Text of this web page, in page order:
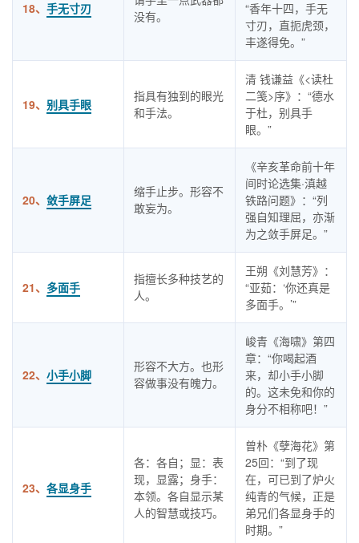
18、 手无寸刃
没有。
“香年十四，手无
寸刃，直扼虎颈，
丰遂得免。”
19、 别具手眼
指具有独到的眼光
和手法。
清 钱谦益《<读杜
二笺>序》：“德水
于杜，别具手
眼。”
20、 敛手屏足
缩手止步。形容不
敢妄为。
《辛亥革命前十年
间时论选集·滇越
铁路问题》：“列
强自知理屈，亦渐
为之敛手屏足。”
21、 多面手
指擅长多种技艺的
人。
王朔《刘慧芳》：
“亚茹：‘你还真是
多面手。’”
22、 小手小脚
形容不大方。也形
容做事没有魄力。
峻青《海啸》第四
章：“你喝起酒
来，却小手小脚
的。这未免和你的
身分不相称吧！”
23、 各显身手
各：各自；显：表
现，显露；身手：
本领。各自显示某
人的智慧或技巧。
曾朴《孽海花》第
25回：“到了现
在，可已到了炉火
纯青的气候，正是
弟兄们各显身手的
时期。”